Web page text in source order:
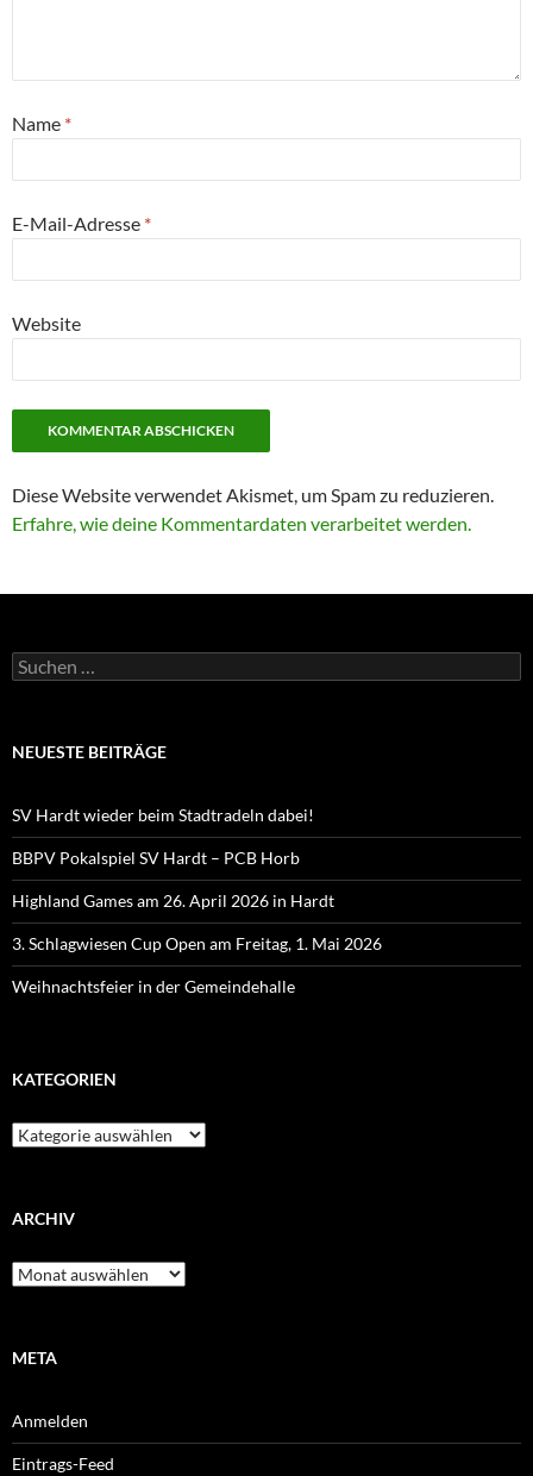
Name *
E-Mail-Adresse *
Website
Diese Website verwendet Akismet, um Spam zu reduzieren.
Erfahre, wie deine Kommentardaten verarbeitet werden.
Suchen
nach:
NEUESTE BEITRÄGE
SV Hardt wieder beim Stadtradeln dabei!
BBPV Pokalspiel SV Hardt – PCB Horb
Highland Games am 26. April 2026 in Hardt
3. Schlagwiesen Cup Open am Freitag, 1. Mai 2026
Weihnachtsfeier in der Gemeindehalle
KATEGORIEN
Kategorien
ARCHIV
Archiv
META
Anmelden
Eintrags-Feed